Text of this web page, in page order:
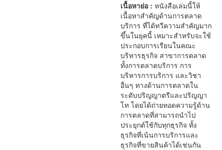
เนื้อหาย่อ :หนังสือเล่มนี้ให้
เนื้อหาสำคัญด้านการตลาด
บริการ ที่ได้ทวีความสำคัญมาก
ขึ้นในยุคนี้ เหมาะสำหรับจะใช้
ประกอบการเรียนในคณะ
บริหารธุรกิจ สาขาการตลาด
ทั้งการตลาดบริการ การ
บริหารการบริการ และวิชา
อื่นๆ ทางด้านการตลาดใน
ระดับปริญญาตรีและปริญญา
โท โดยได้ถ่ายทอดความรู้ด้าน
การตลาดที่สามารถนำไป
ประยุกต์ใช้กับทุกธุรกิจ ทั้ง
ธุรกิจที่เน้นการบริการและ
ธุรกิจที่ขายสินค้าได้เช่นกัน